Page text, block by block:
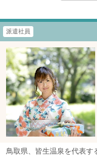
派遣社員
鳥取県、皆生温泉を代表